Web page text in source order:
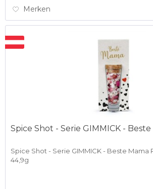
Merken
Spice Shot - Serie GIMMICK - Beste
Spice Shot - Serie GIMMICK - Beste Mama
44,9g